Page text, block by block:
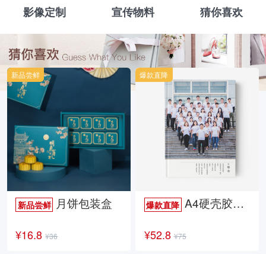
影像定制 宣传物料 猜你喜欢
新品尝鲜 月饼包装盒
¥16.8 ¥36
新品尝鲜
爆款直降A4硬壳胶装照片书34p哑膜
¥52.8 ¥75
爆款直降